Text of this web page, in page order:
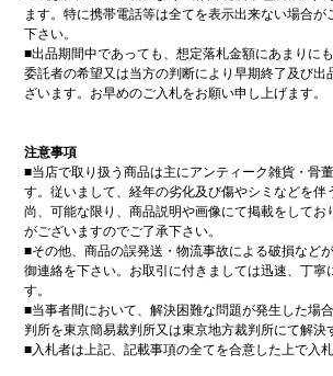
ます。特に携帯電話等は全てを表示出来ない場合が
下さい。
■出品期間中であっても、想定落札金額にあまりに
委託者の希望又は当方の判断により早期終了及び出
ざいます。お早めのご入札をお願い申し上げます。
注意事項
■当店で取り扱う商品は主にアンティーク雑貨・骨
す。従いまして、経年の劣化及び傷やシミなどを伴
尚、可能な限り、商品説明や画像にて掲載をしてお
がございますのでご了承下さい。
■その他、商品の誤発送・物流事故による破損など
御連絡を下さい。お取引に付きましては迅速、丁寧
す。
■当事者間において、解決困難な問題が発生した場
判所を東京簡易裁判所又は東京地方裁判所にて解決
■入札者は上記、記載事項の全てを合意した上で入